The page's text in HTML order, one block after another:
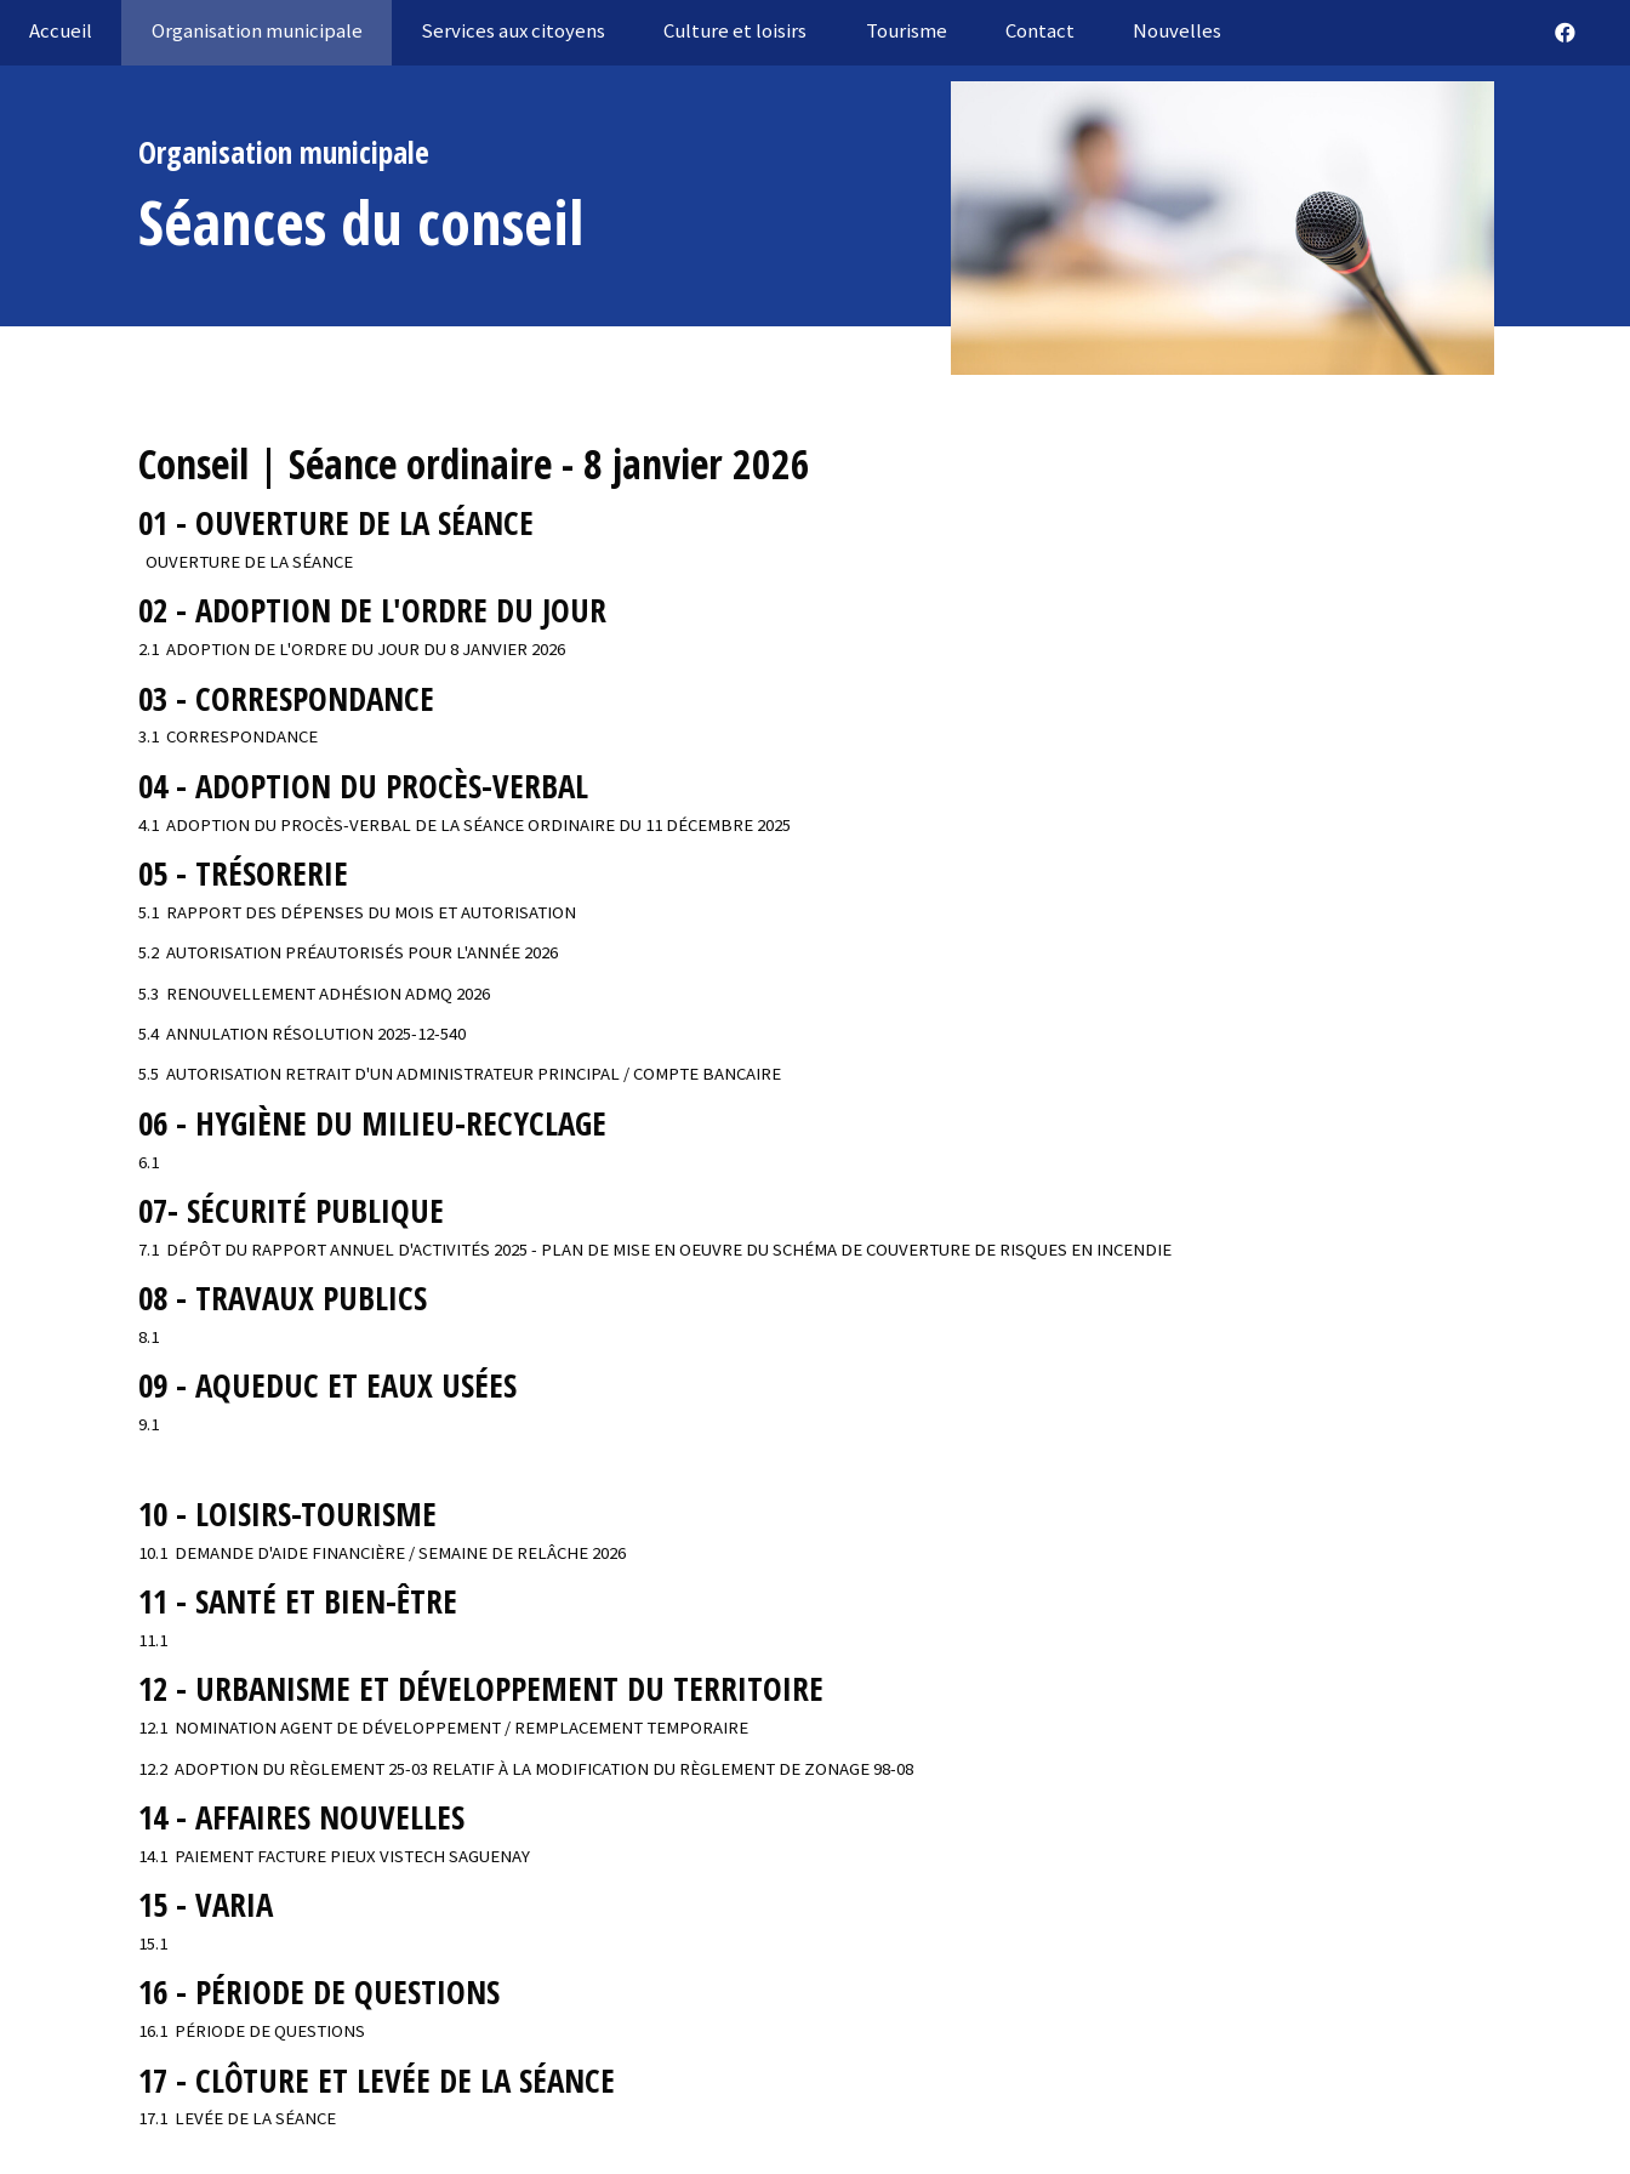
Accueil Organisation municipale Services aux citoyens Culture et loisirs Tourisme Contact Nouvelles
Organisation municipale
Séances du conseil
Conseil | Séance ordinaire - 8 janvier 2026
01 - OUVERTURE DE LA SÉANCE
OUVERTURE DE LA SÉANCE
02 - ADOPTION DE L'ORDRE DU JOUR
2.1 ADOPTION DE L'ORDRE DU JOUR DU 8 JANVIER 2026
03 - CORRESPONDANCE
3.1 CORRESPONDANCE
04 - ADOPTION DU PROCÈS-VERBAL
4.1 ADOPTION DU PROCÈS-VERBAL DE LA SÉANCE ORDINAIRE DU 11 DÉCEMBRE 2025
05 - TRÉSORERIE
5.1 RAPPORT DES DÉPENSES DU MOIS ET AUTORISATION
5.2 AUTORISATION PRÉAUTORISÉS POUR L'ANNÉE 2026
5.3 RENOUVELLEMENT ADHÉSION ADMQ 2026
5.4 ANNULATION RÉSOLUTION 2025-12-540
5.5 AUTORISATION RETRAIT D'UN ADMINISTRATEUR PRINCIPAL / COMPTE BANCAIRE
06 - HYGIÈNE DU MILIEU-RECYCLAGE
6.1
07- SÉCURITÉ PUBLIQUE
7.1 DÉPÔT DU RAPPORT ANNUEL D'ACTIVITÉS 2025 - PLAN DE MISE EN OEUVRE DU SCHÉMA DE COUVERTURE DE RISQUES EN INCENDIE
08 - TRAVAUX PUBLICS
8.1
09 - AQUEDUC ET EAUX USÉES
9.1
10 - LOISIRS-TOURISME
10.1 DEMANDE D'AIDE FINANCIÈRE / SEMAINE DE RELÂCHE 2026
11 - SANTÉ ET BIEN-ÊTRE
11.1
12 - URBANISME ET DÉVELOPPEMENT DU TERRITOIRE
12.1 NOMINATION AGENT DE DÉVELOPPEMENT / REMPLACEMENT TEMPORAIRE
12.2 ADOPTION DU RÈGLEMENT 25-03 RELATIF À LA MODIFICATION DU RÈGLEMENT DE ZONAGE 98-08
14 - AFFAIRES NOUVELLES
14.1 PAIEMENT FACTURE PIEUX VISTECH SAGUENAY
15 - VARIA
15.1
16 - PÉRIODE DE QUESTIONS
16.1 PÉRIODE DE QUESTIONS
17 - CLÔTURE ET LEVÉE DE LA SÉANCE
17.1 LEVÉE DE LA SÉANCE